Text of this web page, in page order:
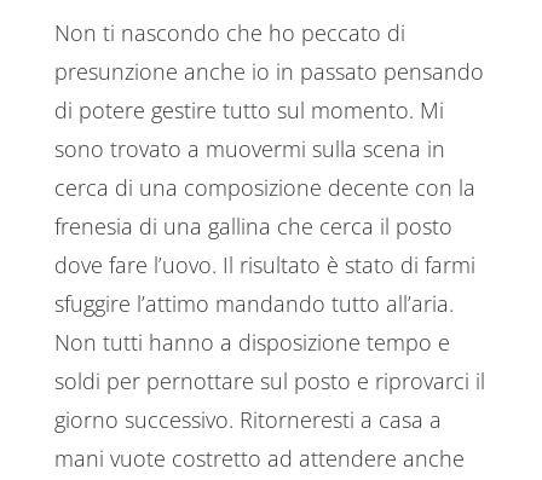
Non ti nascondo che ho peccato di
presunzione anche io in passato pensando
di potere gestire tutto sul momento. Mi
sono trovato a muovermi sulla scena in
cerca di una composizione decente con la
frenesia di una gallina che cerca il posto
dove fare l’uovo. Il risultato è stato di farmi
sfuggire l’attimo mandando tutto all’aria.
Non tutti hanno a disposizione tempo e
soldi per pernottare sul posto e riprovarci il
giorno successivo. Ritorneresti a casa a
mani vuote costretto ad attendere anche